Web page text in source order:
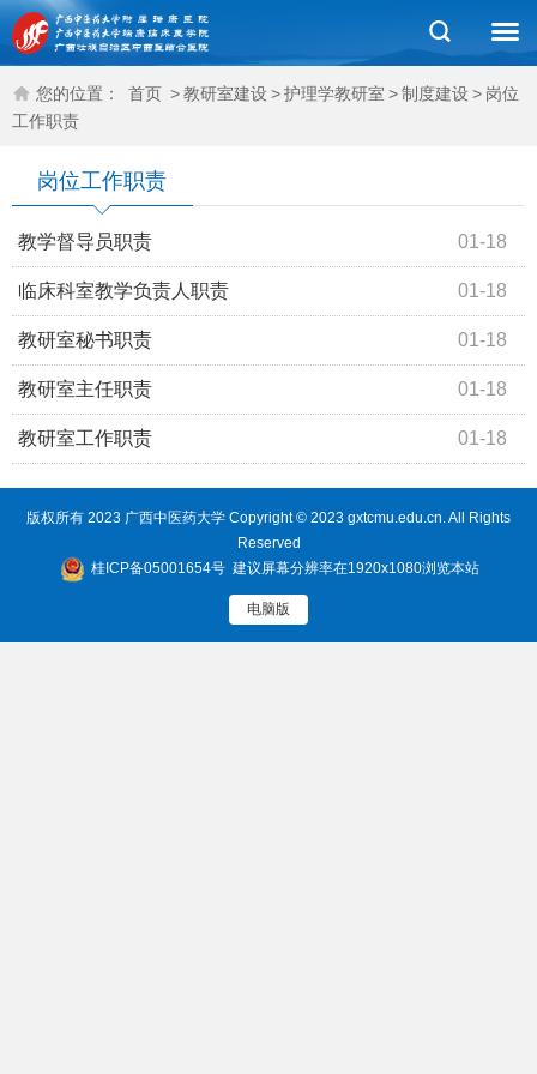
您的位置： 首页 >教研室建设 >护理学教研室 >制度建设 > 岗位
工作职责
岗位工作职责
01-18
教学督导员职责
01-18
临床科室教学负责人职责
01-18
教研室秘书职责
01-18
教研室主任职责
01-18
教研室工作职责
版权所有 2023 广西中医药大学 Copyright © 2023 gxtcmu.edu.cn. All Rights
Reserved
桂ICP备05001654号 建议屏幕分辨率在1920x1080浏览本站
电脑版